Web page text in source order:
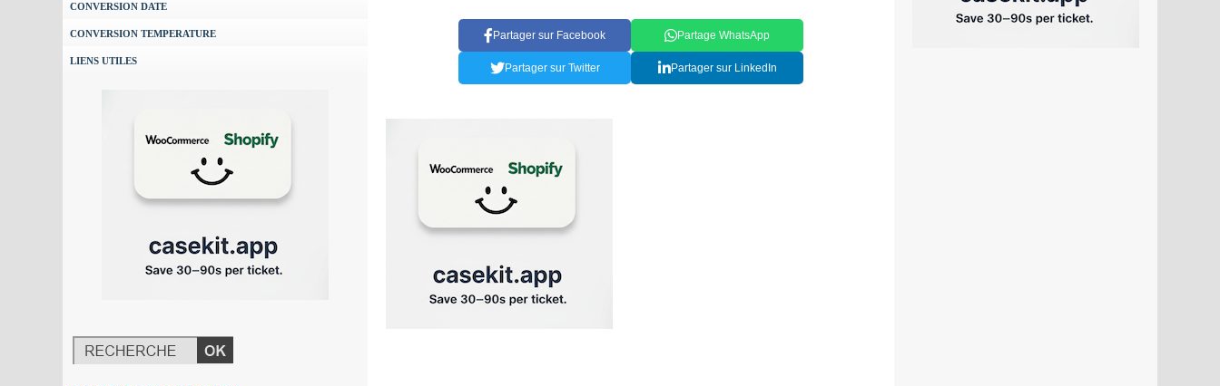
CONVERSION DATE
CONVERSION TEMPERATURE
LIENS UTILES
Partager sur Facebook Partage WhatsApp
Partager sur Twitter Partager sur LinkedIn